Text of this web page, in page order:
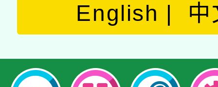
English 中